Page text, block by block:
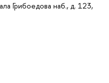
Грибоедова наб., д. 123,